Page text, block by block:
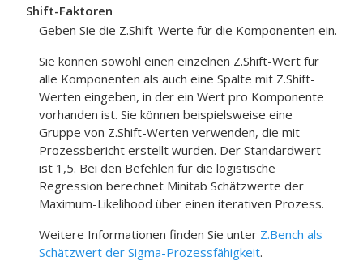
Shift-Faktoren
Geben Sie die Z.Shift-Werte für die Komponenten ein.
Sie können sowohl einen einzelnen Z.Shift-Wert für
alle Komponenten als auch eine Spalte mit Z.Shift-
Werten eingeben, in der ein Wert pro Komponente
vorhanden ist. Sie können beispielsweise eine
Gruppe von Z.Shift-Werten verwenden, die mit
Prozessbericht erstellt wurden. Der Standardwert
ist 1,5. Bei den Befehlen für die logistische
Regression berechnet Minitab Schätzwerte der
Maximum-Likelihood über einen iterativen Prozess.
Weitere Informationen finden Sie unter Z.Bench als
Schätzwert der Sigma-Prozessfähigkeit.